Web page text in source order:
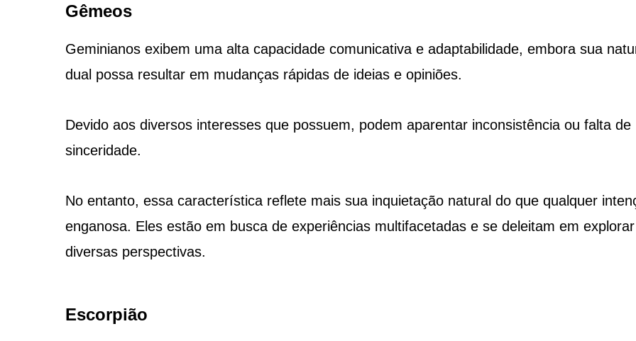
Gêmeos
Geminianos exibem uma alta capacidade comunicativa e adaptabilidade, embora sua
dual possa resultar em mudanças rápidas de ideias e opiniões.
Devido aos diversos interesses que possuem, podem aparentar inconsistência ou falta de
sinceridade.
No entanto, essa característica reflete mais sua inquietação natural do que qualquer
enganosa. Eles estão em busca de experiências multifacetadas e se deleitam em explorar
diversas perspectivas.
Escorpião